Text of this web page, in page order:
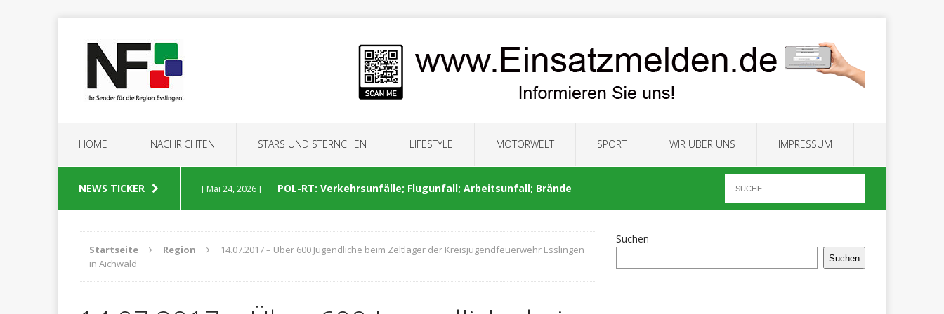
HOME NACHRICHTEN STARS UND STERNCHEN LIFESTYLE MOTORWELT SPORT WIR ÜBER UNS IMPRESSUM
NEWS TICKER [ Mai 24, 2026 ] POL-RT: Verkehrsunfälle; Flugunfall; Arbeitsunfall; Brände
POLIZEIBERICHTE
Startseite Region
14.07.2017 – Über 600 Jugendliche beim Zeltlager der Kreisjugendfeuerwehr Esslingen
in Aichwald
Suchen
Suchen